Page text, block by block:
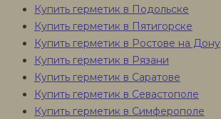
Купить герметик в Подольске
Купить герметик в Пятигорске
Купить герметик в Ростове на Дону
Купить герметик в Рязани
Купить герметик в Саратове
Купить герметик в Севастополе
Купить герметик в Симферополе